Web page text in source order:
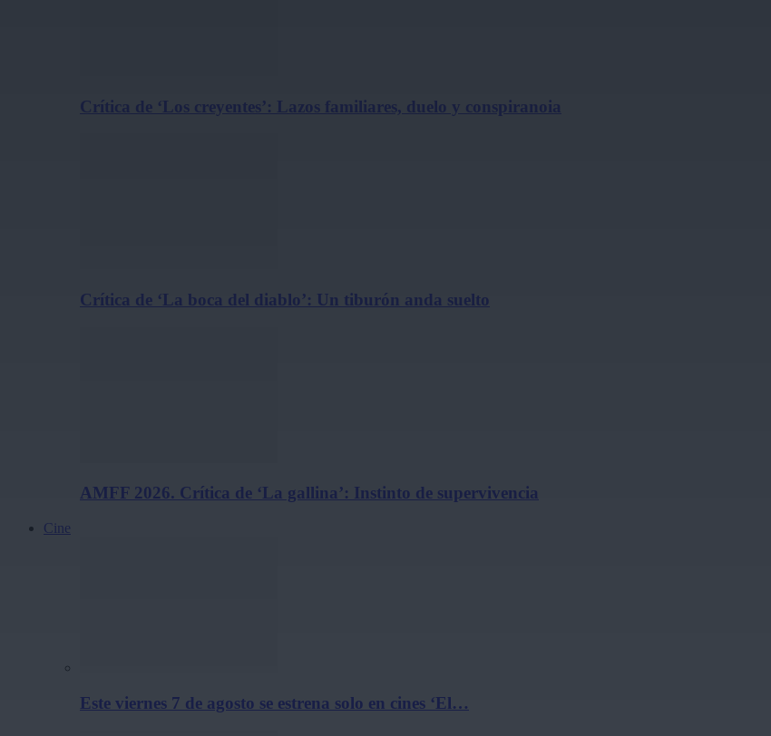
Crítica de ‘Los creyentes’: Lazos familiares, duelo y conspiranoia
Crítica de ‘La boca del diablo’: Un tiburón anda suelto
AMFF 2026. Crítica de ‘La gallina’: Instinto de supervivencia
Cine
Este viernes 7 de agosto se estrena solo en cines ‘El…